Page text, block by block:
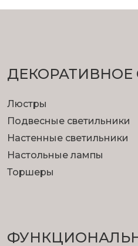
Люстры
Подвесные светильники
Настенные светильники
Настольные лампы
Торшеры